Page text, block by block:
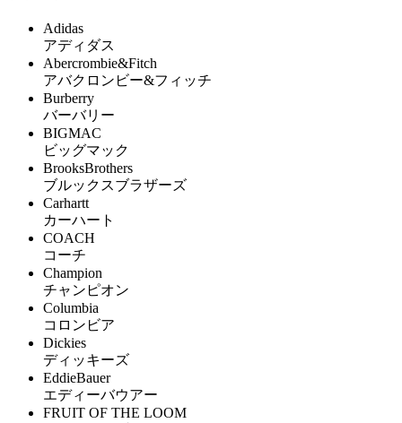
Adidas
アディダス
Abercrombie&Fitch
アバクロンビー&フィッチ
Burberry
バーバリー
BIGMAC
ビッグマック
BrooksBrothers
ブルックスブラザーズ
Carhartt
カーハート
COACH
コーチ
Champion
チャンピオン
Columbia
コロンビア
Dickies
ディッキーズ
EddieBauer
エディーバウアー
FRUIT OF THE LOOM